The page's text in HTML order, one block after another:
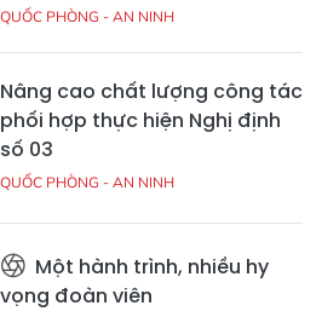
QUỐC PHÒNG - AN NINH
Nâng cao chất lượng công tác
phối hợp thực hiện Nghị định
số 03
QUỐC PHÒNG - AN NINH
Một hành trình, nhiều hy
vọng đoàn viên